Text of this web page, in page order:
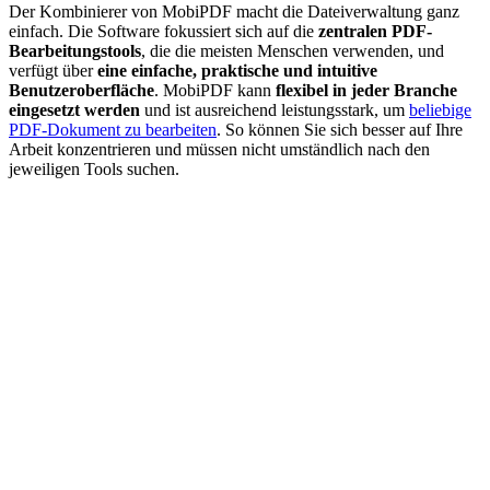
Der Kombinierer von MobiPDF macht die Dateiverwaltung ganz
einfach. Die Software fokussiert sich auf die zentralen PDF-
Bearbeitungstools, die die meisten Menschen verwenden, und
verfügt übereine einfache, praktische und intuitive
Benutzeroberfläche. MobiPDF kann flexibel in jeder Branche
eingesetzt werden und ist ausreichend leistungsstark, um beliebige
PDF-Dokument zu bearbeiten. So können Sie sich besser auf Ihre
Arbeit konzentrieren und müssen nicht umständlich nach den
jeweiligen Tools suchen.